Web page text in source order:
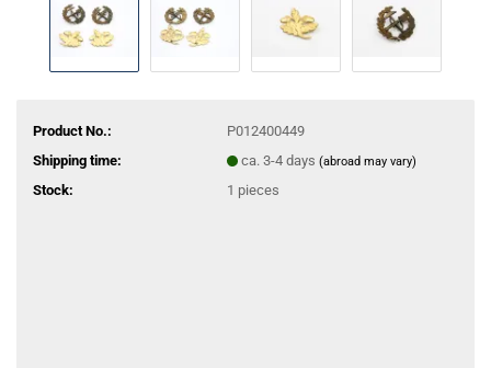
Product No.:
P012400449
Shipping time:
ca. 3-4 days (abroad may vary)
Stock: 1 pieces